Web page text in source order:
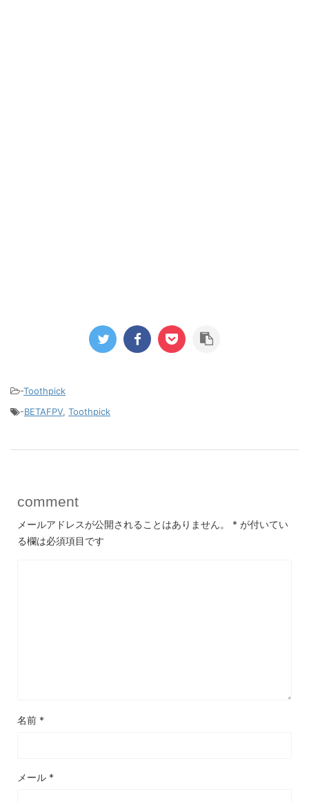
-Toothpick
-BETAFPV, Toothpick
comment
メールアドレスが公開されることはありません。 * が付いてい
る欄は必須項目です
名前 *
メール *